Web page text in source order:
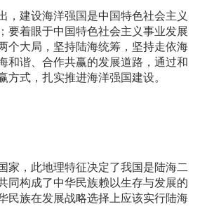
，建设海洋强国是中国特色社会主义
要着眼于中国特色社会主义事业发展
个大局，坚持陆海统筹，坚持走依海
和谐、合作共赢的发展道路，通过和
式，扎实推进海洋强国建设。
家，此地理特征决定了我国是陆海二
同构成了中华民族赖以生存与发展的
民族在发展战略选择上应该实行陆海